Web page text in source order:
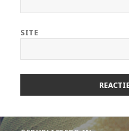
SITE
Berichtnavigatie